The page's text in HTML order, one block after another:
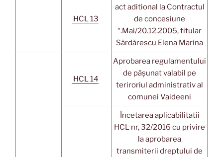
HCL 13
act aditional la Contractul
de concesiune
“.Mai/20.12.2005, titular
Sărdărescu Elena Marina
HCL 14
Aprobarea regulamentului
de pășunat valabil pe
teriroriul administrativ al
comunei Vaideeni
Încetarea aplicabilitatii
HCL nr, 32/2016 cu privire
la aprobarea
transmiterii dreptului de